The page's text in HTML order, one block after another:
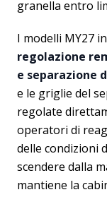
granella entro
I modelli MY27
regolazione
e separazione
e le griglie del
regolate
operatori di
delle condizioni
scendere dalla
mantiene la